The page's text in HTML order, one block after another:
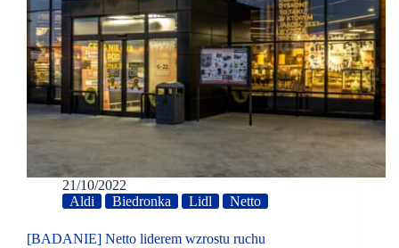
21/10/2022
Aldi
Biedronka Lidl Netto
[BADANIE] Netto liderem wzrostu ruchu